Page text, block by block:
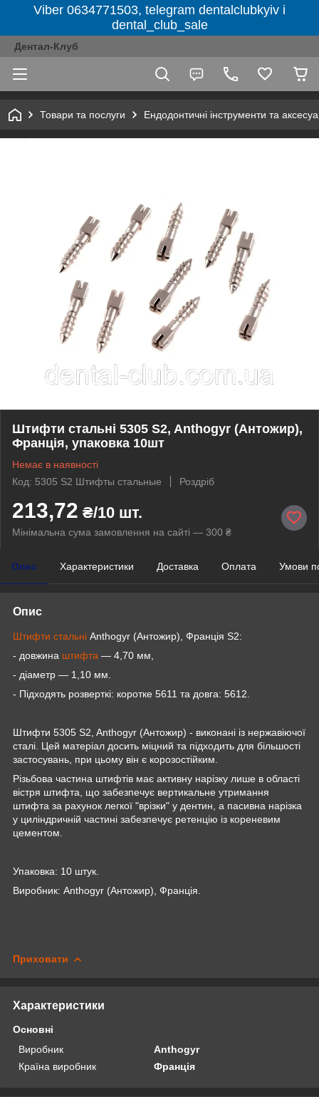
Viber 0634771503, telegram dentalclubkyiv і
dental_club_sale
Дентал-Клуб
Товари та послуги Ендодонтичні інструменти та
Штифти стальні 5305 S2, Anthogyr (Антожир),
Франція, упаковка 10шт
Немає в наявності
Код: 5305 S2 Штифты стальные
Роздріб
213,72 ₴/10 шт.
Мінімальна сума замовлення на сайті — 300 ₴
Опис Характеристики Доставка Оплата Умови
Опис
Штифти стальні Anthogyr (Антожир), Франція S2:
- довжина штифта ― 4,70 мм,
- діаметр ― 1,10 мм.
- Підходять розверткі: коротке 5611 та довга: 5612.
Штифти 5305 S2, Anthogyr (Антожир) - виконані із нержавіючої
сталі. Цей матеріал досить міцний та підходить для більшості
застосувань, при цьому він є корозостійким.
Різьбова частина штифтів має активну нарізку лише в області
вістря штифта, що забезпечує вертикальне утримання
штифта за рахунок легкої "врізки" у дентин, а пасивна нарізка
у циліндричній частині забезпечує ретенцію із кореневим
цементом.
Упаковка: 10 штук.
Виробник: Anthogyr (Антожир), Франція.
Приховати
Характеристики
Основні
Виробник
Anthogyr
Країна виробник
Франція